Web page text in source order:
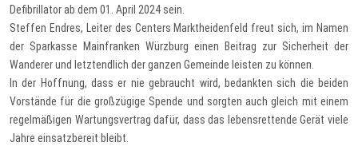
Defibrillator ab dem 01. April 2024 sein.
Steffen Endres, Leiter des Centers Marktheidenfeld freut sich, im Namen
der Sparkasse Mainfranken Würzburg einen Beitrag zur Sicherheit der
Wanderer und letztendlich der ganzen Gemeinde leisten zu können.
In der Hoffnung, dass er nie gebraucht wird, bedankten sich die beiden
Vorstände für die großzügige Spende und sorgten auch gleich mit einem
regelmäßigen Wartungsvertrag dafür, dass das lebensrettende Gerät viele
Jahre einsatzbereit bleibt.